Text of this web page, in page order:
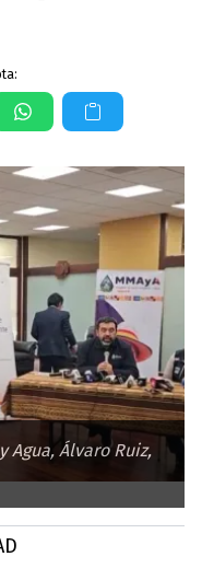
Álvaro Ruiz,